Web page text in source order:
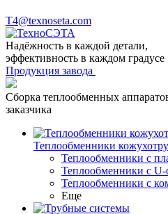
T4@texnoseta.com
Надёжность в каждой детали,
эффективность в каждом градусе
Продукция завода
Сборка теплообменных
заказчика
Теплообменники
Теплообменники с
Теплообменники с
Теплообменники с
Еще